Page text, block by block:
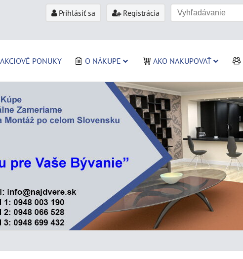
Prihlásiť sa Registrácia
AKCIOVÉ PONUKY O NÁKUPE AKO NAKUPOVAŤ